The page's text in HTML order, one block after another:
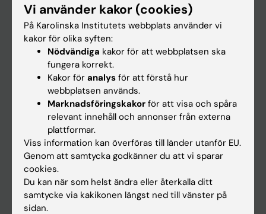
Utbildning
Forskarutbildning
Forskning
Nyheter
Kalender
Student
Ladok
Vi använder kakor (cookies)
På Karolinska Institutets webbplats använder vi
kakor för olika syften:
Nödvändiga kakor för att webbplatsen ska
fungera korrekt.
Kakor för analys för att förstå hur
webbplatsen används.
Marknadsföringskakor för att visa och spåra
relevant innehåll och annonser från externa
plattformar.
Viss information kan överföras till länder utanför EU.
Genom att samtycka godkänner du att vi sparar
cookies.
Du kan när som helst ändra eller återkalla ditt
samtycke via kakikonen längst ned till vänster på
sidan.